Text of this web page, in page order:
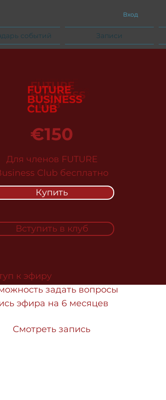
Вход
событий Записи
€150
Для членов FUTURE
Club бесплатно
Купить
Вступить в клуб
к эфиру
задать вопросы
эфира на 6 месяцев
Смотреть запись